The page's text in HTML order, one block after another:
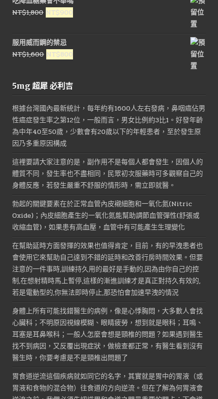
NT$1,800 原
價
格：
NT$1,800。
NT$900
價
格：
NT$900。
服用威而鋼的禁忌
NT$1,600 原
格：
NT$800
5mg 超犀 必利吉
根據台灣國內最新統計，每年約有1600人左右發病，鼻咽癌佔男
性癌症發生率之第12位，一般而言，男女比例約3比1。好發年齡
為中年40至50歲，少數會有20歲以下的年輕患者，至於發生原
因乃多重原因構成
這裡要請大家注意的是，副作用不是每個人都會發生，因個人的
體質不同，發生率也不盡相同，民眾初次服藥時可多觀察自己的
身體反應，若發生嚴重不舒服的情形時，需立即就醫。
勃起的關鍵要素在於正常血管內皮襯細胞和一氧化氮(Nitric
Oxide)；內皮細胞產生的一氧化氮能幫助調節血管彈性(舒張或
收縮血管)，如果患有高血壓，血管中有可能產生生理變化
在幫助延時方面發揮的效果也值得肯定，目前，有的早洩患者也
會使用它來幫助自己達到不錯的延時和改善行房時間效果。但要
注意的一件事時,訓練持久用的最好是手動的,因為由你自己的控
制,在想射精時馬上暫停,這樣的漸進訓練才是真正對持久有效的,
若是電動型的,你無法即時停止,那恐怕會加速早洩的情況
身體上所有可能找錯醫生的病例，像是心悸胸悶，大多數人會找
心臟科；不明原因視線模糊、眼睛疲勞，想到就是眼科；耳鳴、
耳塞是耳鼻喉科；一般人怎麼會想是頸椎的問題？如果遇到醫生
找不到病因，又反覆出現症狀，做檢查都正常，有醫生看到沒有
醫生時，你要考慮是不是頸椎出問題了
胃食道逆流這個疾病就如同它的名字，其實就是胃中的胃液（或
胃液和食物的混合物）往食道的方向逆流。但在了解為何胃液會